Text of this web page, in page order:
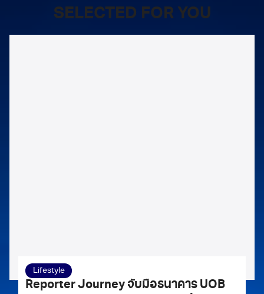
SELECTED FOR YOU
Lifestyle
Reporter Journey จับมือธนาคาร UOB